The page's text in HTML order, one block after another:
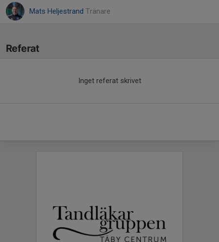
Mats Heljestrand Tränare
Referat
Inget referat skrivet